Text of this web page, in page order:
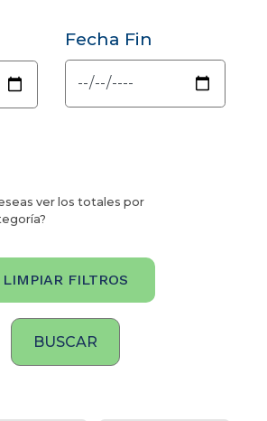
Fecha Fin
ver los totales por
LIMPIAR FILTROS